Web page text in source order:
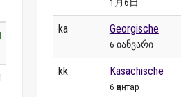
ka Georgische
6 იანვარი
kk Kasachische
6 қаңтар